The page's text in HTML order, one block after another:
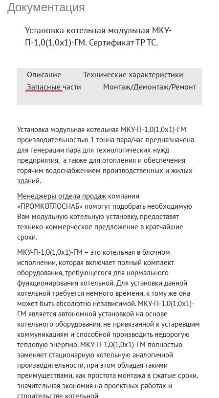
Документация
Установка котельная модульная МКУ-
П-1,0(1,0х1)-ГМ. Сертификат ТР ТС.
Описание
Технические характеристики
Запасные части
Монтаж/Демонтаж/Ремонт
Установка модульная котельная МКУ-П-1,0(1,0х1)-ГМ
производительностью 1 тонна пара/час предназначена
для генерации пара для технологических нужд
предприятия, а также для отопления и обеспечения
горячим водоснабжением производственных и жилых
зданий.
Менеджеры отдела продаж компании
«ПРОМКОТЛОСНАБ» помогут подобрать необходимую
Вам модульную котельную установку, предоставят
технико-коммерческое предложение в кратчайшие
сроки.
МКУ-П-1,0(1,0х1)-ГМ – это котельная в блочном
исполнении, которая включает полный комплект
оборудования, требующегося для нормального
функционирования котельной. Для установки данной
котельной требуется немного времени, к тому же она
может быть абсолютно независимой. МКУ-П-1,0(1,0х1)-
ГМ является автономной установкой на основе
котельного оборудования, не привязанной к устаревшим
коммуникациям и способной производить недорогую
тепловую энергию. МКУ-П-1,0(1,0х1)-ГМ полностью
заменяет стационарную котельную аналогичной
производительности, при этом обладая такими
преимуществами, как простота монтажа в сжатые сроки,
значительная экономия на проектных работах и
строительстве котельной.